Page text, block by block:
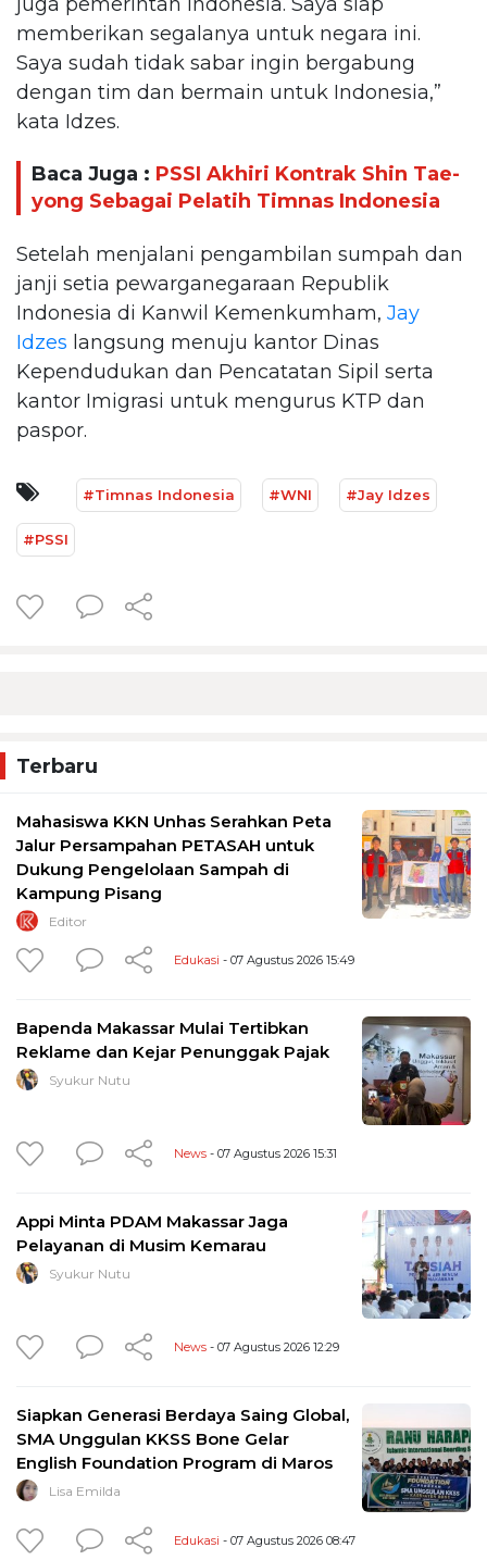
memberikan segalanya untuk negara ini.
Saya sudah tidak sabar ingin bergabung
dengan tim dan bermain untuk Indonesia,”
kata Idzes.
Baca Juga : PSSI Akhiri Kontrak Shin Tae-
yong Sebagai Pelatih Timnas Indonesia
Setelah menjalani pengambilan sumpah dan
janji setia pewarganegaraan Republik
Indonesia di Kanwil Kemenkumham, Jay
Idzes langsung menuju kantor Dinas
Kependudukan dan Pencatatan Sipil serta
kantor Imigrasi untuk mengurus KTP dan
paspor.
#Timnas Indonesia #WNI #Jay Idzes
#PSSI
Terbaru
Mahasiswa KKN Unhas Serahkan Peta
Jalur Persampahan PETASAH untuk
Dukung Pengelolaan Sampah di
Kampung Pisang
Editor
Edukasi - 07 Agustus 2026 15:49
Bapenda Makassar Mulai Tertibkan
Reklame dan Kejar Penunggak Pajak
Syukur Nutu
News - 07 Agustus 2026 15:31
Appi Minta PDAM Makassar Jaga
Pelayanan di Musim Kemarau
Syukur Nutu
News - 07 Agustus 2026 12:29
Siapkan Generasi Berdaya Saing Global,
SMA Unggulan KKSS Bone Gelar
English Foundation Program di Maros
Lisa Emilda
Edukasi - 07 Agustus 2026 08:47